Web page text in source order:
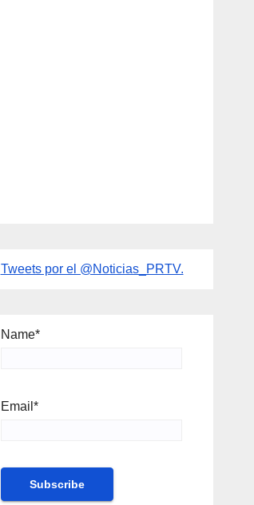
Tweets por el @Noticias_PRTV.
Name*
Email*